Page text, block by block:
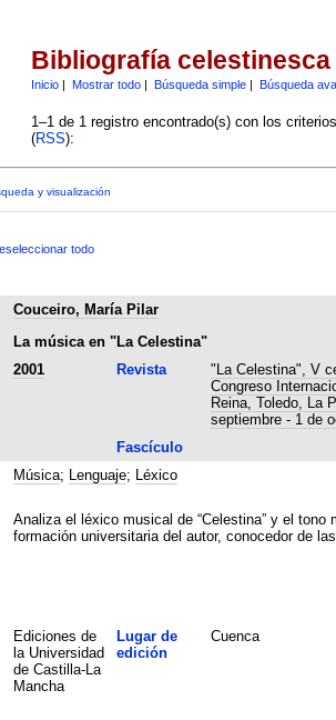
Bibliografía celestinesca
Inicio| Mostrar todo| Búsqueda simple| Búsqueda
1–1 de 1 registro encontrado(s) con los
(RSS):
y visualización
todo
Couceiro, María Pilar
La música en "La Celestina"
2001 Revista
"La Celestina", V
Congreso
Reina, Toledo, La
septiembre - 1 de
Fascículo
Música; Lenguaje; Léxico
Analiza el léxico musical de “Celestina” y el
formación universitaria del autor, conocedor de
Ediciones de
la Universidad
de Castilla-La
Mancha
Lugar de
edición
Cuenca